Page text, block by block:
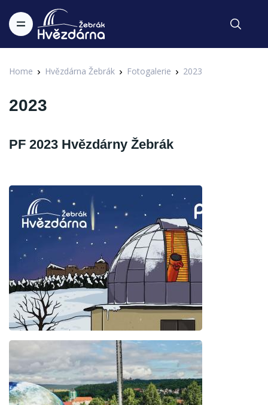
Home Hvězdárna Žebrák Fotogalerie 2023
2023
PF 2023 Hvězdárny Žebrák